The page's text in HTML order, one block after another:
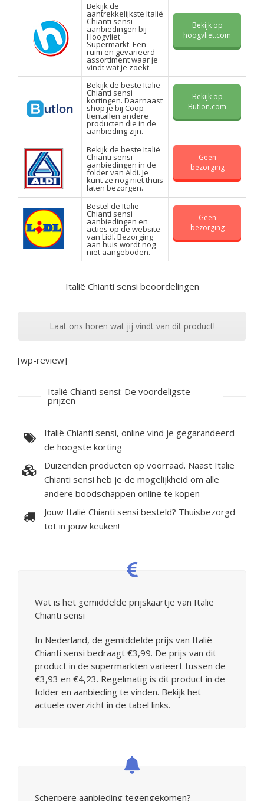
Bekijk de
aantrekkelijkste Italië
Chianti sensi
aanbiedingen bij
Hoogvliet
Supermarkt. Een
ruim en gevarieerd
assortiment waar je
vindt wat je zoekt.
Bekijk op
hoogvliet.com
Bekijk de beste Italië
Chianti sensi
kortingen. Daarnaast
shop je bij Coop
tientallen andere
producten die in de
aanbieding zijn.
Bekijk op
Butlon.com
Bekijk de beste Italië
Chianti sensi
aanbiedingen in de
folder van Aldi. Je
kunt ze nog niet thuis
laten bezorgen.
Geen
bezorging
Bestel de Italië
Chianti sensi
aanbiedingen en
acties op de website
van Lidl. Bezorging
aan huis wordt nog
niet aangeboden.
Geen
bezorging
Italië Chianti sensi beoordelingen
Laat ons horen wat jij vindt van dit product!
[wp-review]
Italië Chianti sensi: De voordeligste
prijzen
Italië Chianti sensi, online vind je gegarandeerd
de hoogste korting
Duizenden producten op voorraad. Naast Italië
Chianti sensi heb je de mogelijkheid om alle
andere boodschappen online te kopen
Jouw Italië Chianti sensi besteld? Thuisbezorgd
tot in jouw keuken!
Wat is het gemiddelde prijskaartje van Italië
Chianti sensi
In Nederland, de gemiddelde prijs van Italië
Chianti sensi bedraagt €3,99. De prijs van dit
product in de supermarkten varieert tussen de
€3,93 en €4,23. Regelmatig is dit product in de
folder en aanbieding te vinden. Bekijk het
actuele overzicht in de tabel links.
Scherpere aanbieding tegengekomen?